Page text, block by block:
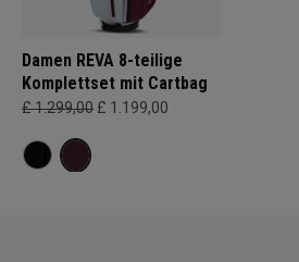
Damen REVA 8-teilige
Komplettset mit Cartbag
£ 1.299,00 £ 1.199,00